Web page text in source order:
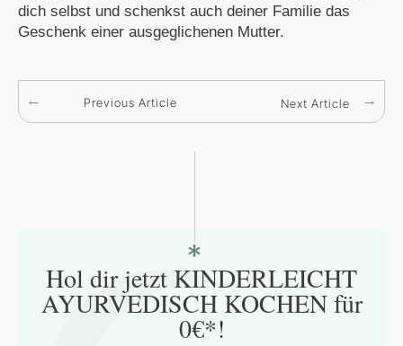
dich selbst und schenkst auch deiner Familie das
Geschenk einer ausgeglichenen Mutter.
Previous Article Next Article
Hol dir jetzt KINDERLEICHT
AYURVEDISCH KOCHENfür
0€*!